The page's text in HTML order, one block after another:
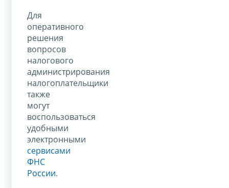
Для
оперативного
решения
вопросов
налогового
администрирования
налогоплательщики
также
могут
воспользоваться
удобными
электронными
сервисами
ФНС
России.